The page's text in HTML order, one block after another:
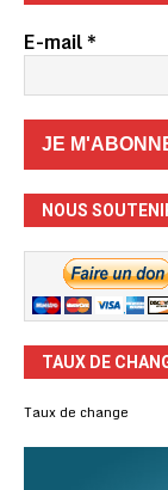
E-mail*
NOUS
TAUX DE
Taux de change